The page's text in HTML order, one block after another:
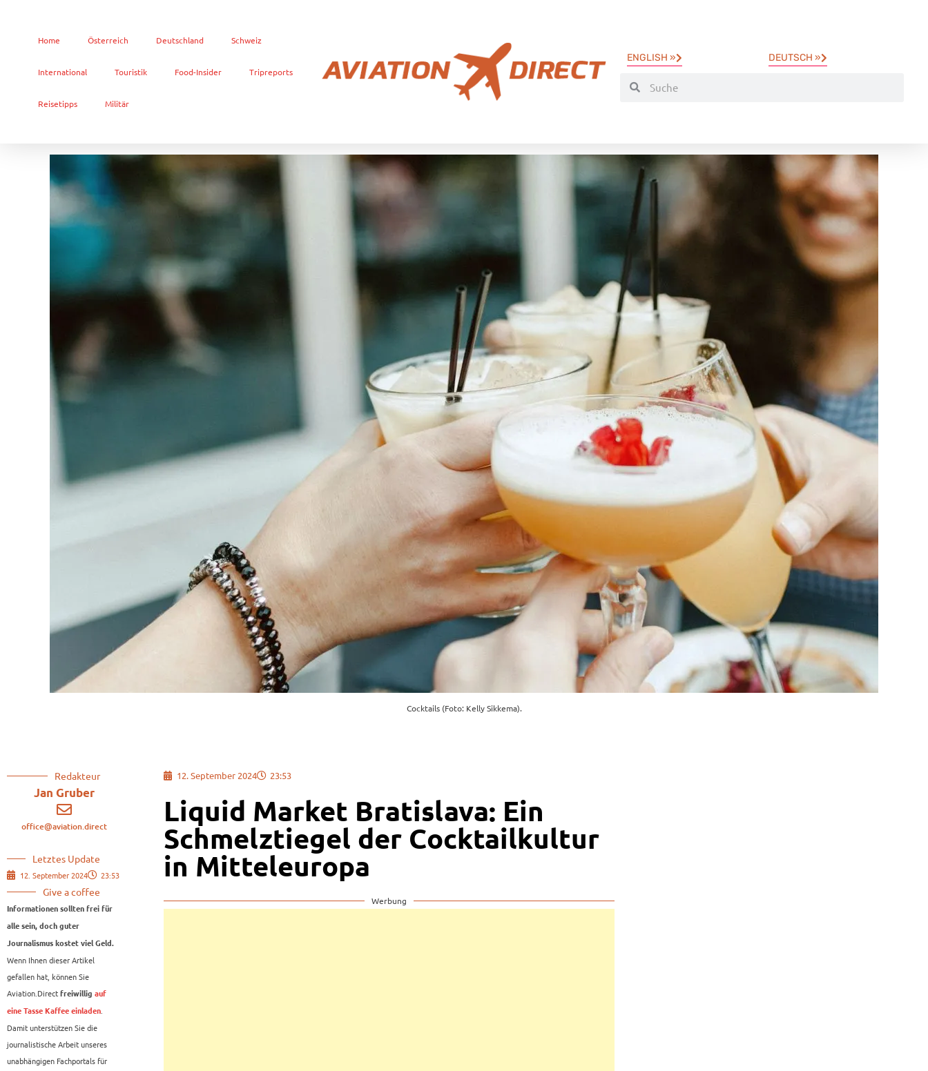
Home Österreich Deutschland Schweiz
International Touristik Food-Insider Tripreports
Reisetipps Militär
ENGLISH » DEUTSCH »
Cocktails (Foto: Kelly Sikkema).
Redakteur
Jan Gruber
office@aviation.direct
Letztes Update
12. September 2024 23:53
Give a coffee
Informationen sollten frei für
alle sein, doch guter
Journalismus kostet viel Geld.
Wenn Ihnen dieser Artikel
gefallen hat, können Sie
Aviation.Direct freiwillig auf
eine Tasse Kaffee einladen.
Damit unterstützen Sie die
journalistische Arbeit unseres
unabhängigen Fachportals für
12. September 2024 23:53
Liquid Market Bratislava: Ein
Schmelztiegel der Cocktailkultur
in Mitteleuropa
Werbung